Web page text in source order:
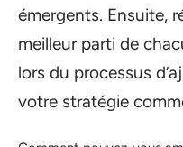
émergents. Ensuite,
meilleur parti de
lors du processus
votre stratégie